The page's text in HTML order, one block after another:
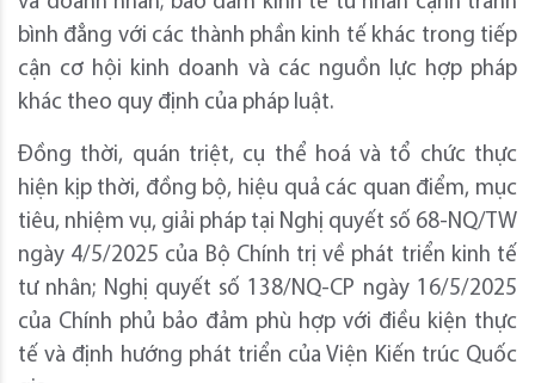
bình đẳng với các thành phần kinh tế khác trong tiếp
cận cơ hội kinh doanh và các nguồn lực hợp pháp
khác theo quy định của pháp luật.
Đồng thời, quán triệt, cụ thể hoá và tổ chức thực
hiện kịp thời, đồng bộ, hiệu quả các quan điểm, mục
tiêu, nhiệm vụ, giải pháp tại Nghị quyết số 68-NQ/TW
ngày 4/5/2025 của Bộ Chính trị về phát triển kinh tế
tư nhân; Nghị quyết số 138/NQ-CP ngày 16/5/2025
của Chính phủ bảo đảm phù hợp với điều kiện thực
tế và định hướng phát triển của Viện Kiến trúc Quốc